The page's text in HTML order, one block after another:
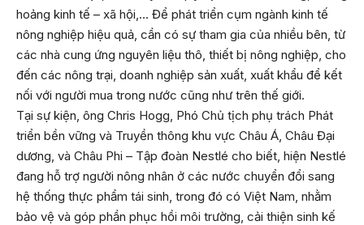
hoảng kinh tế – xã hội,… Để phát triển cụm ngành kinh tế
nông nghiệp hiệu quả, cần có sự tham gia của nhiều bên, từ
các nhà cung ứng nguyên liệu thô, thiết bị nông nghiệp, cho
đến các nông trại, doanh nghiệp sản xuất, xuất khẩu để kết
nối với người mua trong nước cũng như trên thế giới.
Tại sự kiện, ông Chris Hogg, Phó Chủ tịch phụ trách Phát
triển bền vững và Truyền thông khu vực Châu Á, Châu Đại
dương, và Châu Phi – Tập đoàn Nestlé cho biết, hiện Nestlé
đang hỗ trợ người nông nhân ở các nước chuyển đổi sang
hệ thống thực phẩm tái sinh, trong đó có Việt Nam, nhằm
bảo vệ và góp phần phục hồi môi trường, cải thiện sinh kế